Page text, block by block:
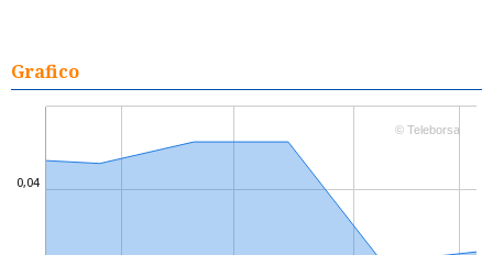
Grafico
0,04
© Teleborsa